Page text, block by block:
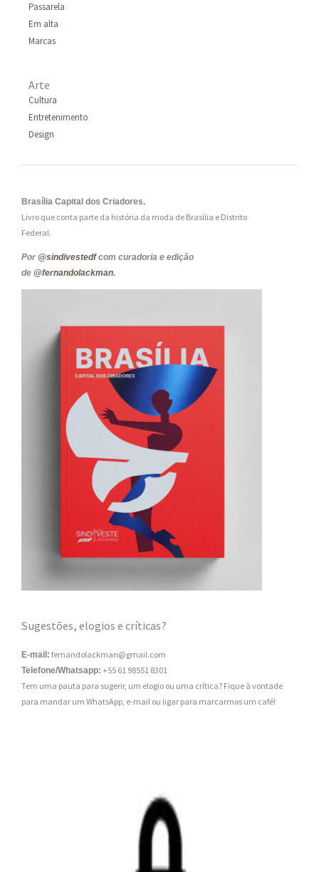
Passarela
Em alta
Marcas
Arte
Cultura
Entretenimento
Design
Brasília Capital dos Criadores.
Livro que conta parte da história da moda de Brasília e Distrito
Federal.
Por @sindivestedfcom curadoria e edição
de @fernandolackman.
Sugestões, elogios e críticas?
E-mail: fernandolackman@gmail.com
Telefone/Whatsapp: +55 61 98551 8301
Tem uma pauta para sugerir, um elogio ou uma crítica? Fique à vontade
para mandar um WhatsApp, e-mail ou ligar para marcarmos um café!